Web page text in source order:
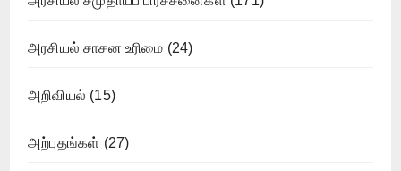
அரசியல் சாசன உரிமை (24)
அறிவியல் (15)
அற்புதங்கள் (27)